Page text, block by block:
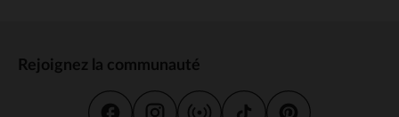
Rejoignez la communauté